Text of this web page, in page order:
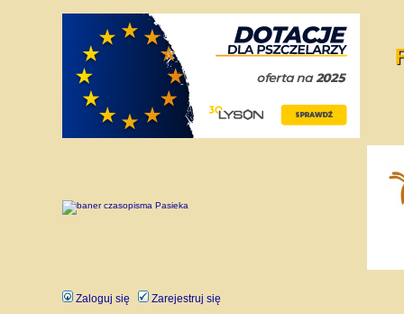
Zaloguj się Zarejestruj się